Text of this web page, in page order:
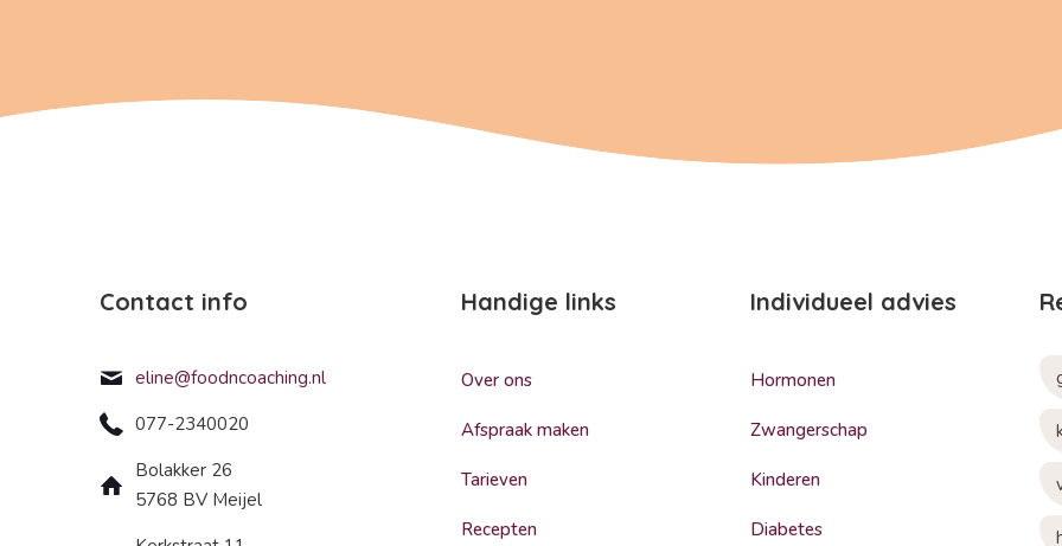
Contact info
eline@foodncoaching.nl
077-2340020
Bolakker 26
5768 BV Meijel
Handige links
Over ons
Afspraak maken
Tarieven
Recepten
Individueel advies
Hormonen
Zwangerschap
Kinderen
Diabetes